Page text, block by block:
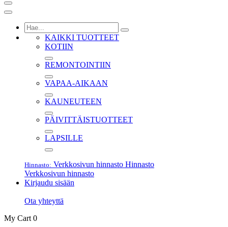
KAIKKI TUOTTEET
KOTIIN
REMONTOINTIIN
VAPAA-AIKAAN
KAUNEUTEEN
PÄIVITTÄISTUOTTEET
LAPSILLE
Hinnasto: Verkkosivun hinnasto Hinnasto
Verkkosivun hinnasto
Kirjaudu sisään
Ota yhteyttä
My Cart 0